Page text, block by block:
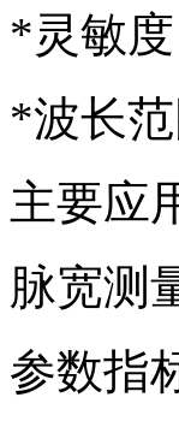
*灵敏度
*波长范
主要应
脉宽测
参数指